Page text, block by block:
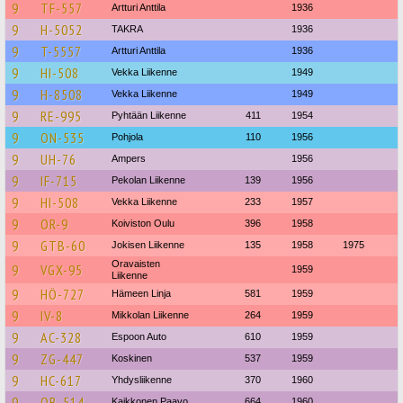
9 TF-557 Artturi Anttila 1936
9 H-5052 TAKRA 1936
9 T-5557 Artturi Anttila 1936
9 HI-508 Vekka Liikenne 1949
9 H-8508 Vekka Liikenne 1949
9 RE-995 Pyhtään Liikenne 411 1954
9 ON-535 Pohjola 110 1956
9 UH-76 Ampers 1956
9 IF-715 Pekolan Liikenne 139 1956
9 HI-508 Vekka Liikenne 233 1957
9 OR-9 Koiviston Oulu 396 1958
9 GTB-60 Jokisen Liikenne 135 1958 1975
9 VGX-95
Oravaisten
Liikenne
1959
9 HÖ-727 Hämeen Linja 581 1959
9 IV-8 Mikkolan Liikenne 264 1959
9 AC-328 Espoon Auto 610 1959
9 ZG-447 Koskinen 537 1959
9 HC-617 Yhdysliikenne 370 1960